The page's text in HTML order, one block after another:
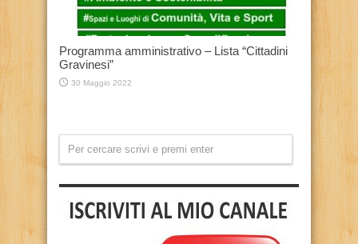
Programma amministrativo – Lista “Cittadini
Gravinesi”
30 Maggio 2022